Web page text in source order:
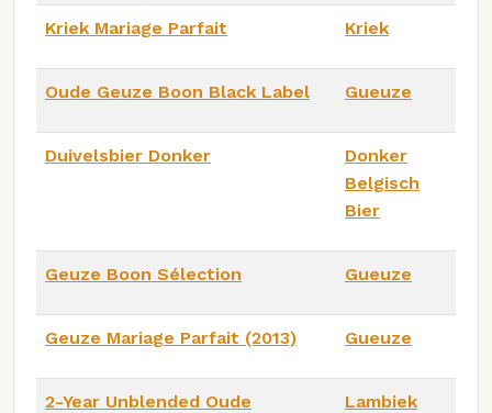
Kriek Mariage Parfait Kriek
Oude Geuze Boon Black Label Gueuze
Duivelsbier Donker
Donker
Belgisch
Bier
Geuze Boon Sélection Gueuze
Geuze Mariage Parfait (2013) Gueuze
2-Year Unblended Oude
Lambiek